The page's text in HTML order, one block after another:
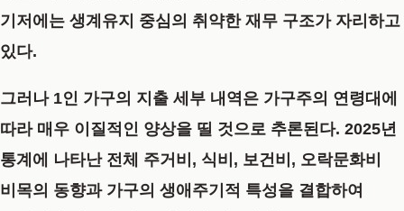
기저에는 생계유지 중심의 취약한 재무 구조가 자리하고
있다.
그러나 1인 가구의 지출 세부 내역은 가구주의 연령대에
따라 매우 이질적인 양상을 띨 것으로 추론된다. 2025년
통계에 나타난 전체 주거비, 식비, 보건비, 오락문화비
비목의 동향과 가구의 생애주기적 특성을 결합하여